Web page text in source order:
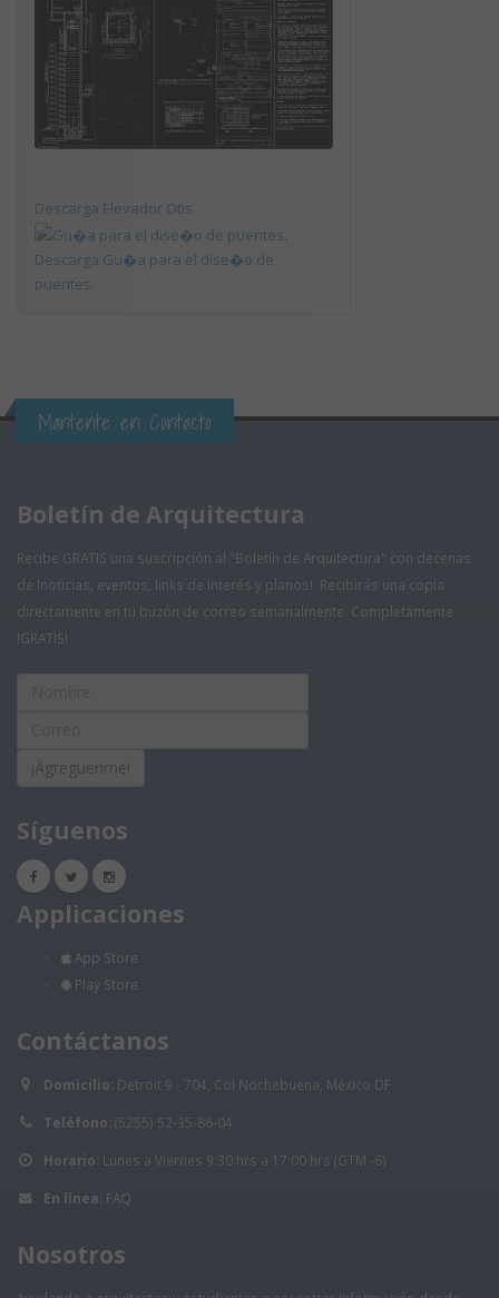
Descarga Elevador Otis
Descarga Gu�a para el dise�o de
puentes.
Mantente en Contacto
Boletín de Arquitectura
Recibe GRATIS una suscripción al "Boletín de Arquitectura" con decenas
de !noticias, eventos, links de interés y planos!. Recibirás una copia
directamente en tu buzón de correo semanalmente. Completamente
!GRATIS!
¡Agreguenme!
Síguenos
Applicaciones
App Store
Play Store
Contáctanos
Domicilio: Detroit 9 - 704, Col Nochebuena, México DF
Teléfono: (5255) 52-35-86-04
Horario: Lunes a Viernes 9:30 hrs a 17:00 hrs (GTM -6)
En línea: FAQ
Nosotros